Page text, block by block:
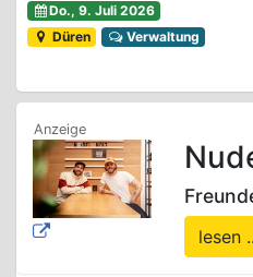
Do., 9. Juli 2026
Düren
Verwaltung
lesen